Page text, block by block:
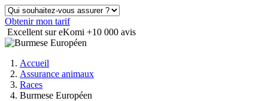
Obtenir mon tarif
Excellent sur eKomi +10 000 avis
Accueil
Assurance animaux
Races
Burmese Européen